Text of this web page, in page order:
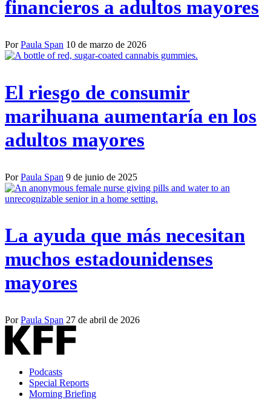
financieros a adultos mayores
PorPaula Span 10 de marzo de 2026
El riesgo de consumir
marihuana aumentaría en los
adultos mayores
PorPaula Span 9 de junio de 2025
La ayuda que más necesitan
muchos estadounidenses
mayores
PorPaula Span 27 de abril de 2026
Podcasts
Special Reports
Morning Briefing